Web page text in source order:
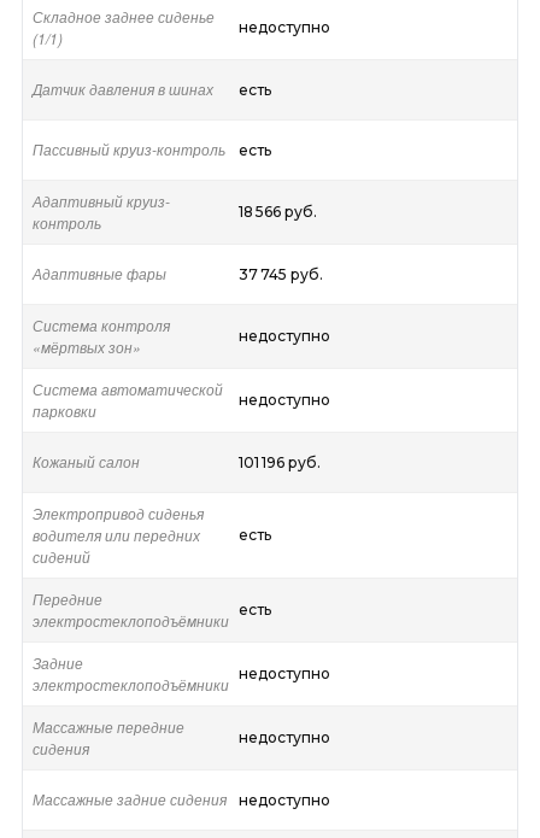
Складное заднее сиденье
(1/1)
недоступно
Датчик давления в шинах есть
Пассивный круиз-контроль есть
Адаптивный круиз-
контроль
18 566 руб.
Адаптивные фары 37 745 руб.
Система контроля
«мёртвых зон»
недоступно
Система автоматической
парковки
недоступно
Кожаный салон 101 196 руб.
Электропривод сиденья
водителя или передних
сидений
есть
Передние
электростеклоподъёмники
есть
Задние
электростеклоподъёмники
недоступно
Массажные передние
сидения
недоступно
Массажные задние сидения недоступно